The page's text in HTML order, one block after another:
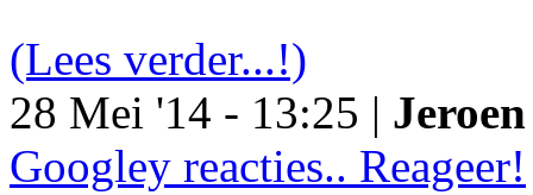
(Lees verder...!)
28 Mei '14 - 13:25 |
Googley reacties.. Reageer!